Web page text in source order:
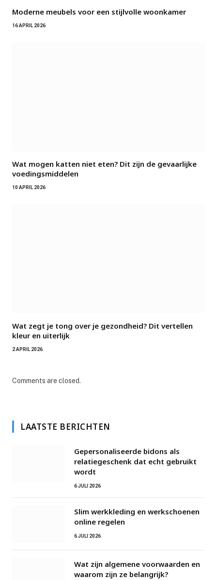
Moderne meubels voor een stijlvolle woonkamer
16 APRIL 2026
Wat mogen katten niet eten? Dit zijn de gevaarlijke
voedingsmiddelen
10 APRIL 2026
Wat zegt je tong over je gezondheid? Dit vertellen
kleur en uiterlijk
2 APRIL 2026
Comments are closed.
LAATSTE BERICHTEN
Gepersonaliseerde bidons als
relatiegeschenk dat echt gebruikt
wordt
6 JULI 2026
Slim werkkleding en werkschoenen
online regelen
6 JULI 2026
Wat zijn algemene voorwaarden en
waarom zijn ze belangrijk?